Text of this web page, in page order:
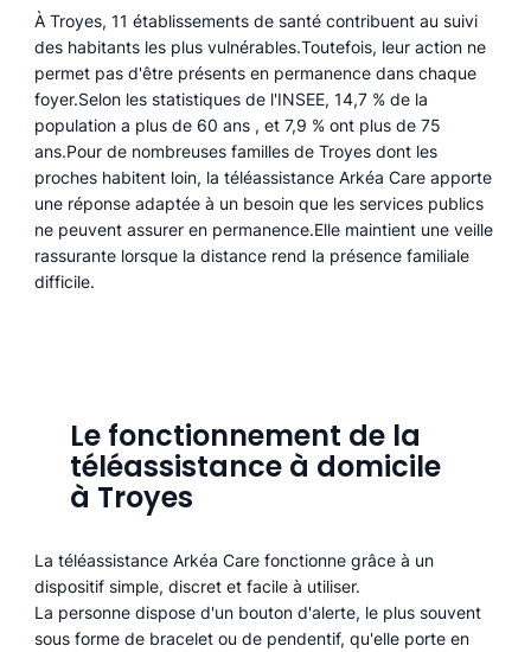
À Troyes, 11 établissements de santé contribuent au suivi
des habitants les plus vulnérables.Toutefois, leur action ne
permet pas d'être présents en permanence dans chaque
foyer.Selon les statistiques de l'INSEE, 14,7 % de la
population a plus de 60 ans , et 7,9 % ont plus de 75
ans.Pour de nombreuses familles de Troyes dont les
proches habitent loin, la téléassistance Arkéa Care apporte
une réponse adaptée à un besoin que les services publics
ne peuvent assurer en permanence.Elle maintient une veille
rassurante lorsque la distance rend la présence familiale
difficile.
Le fonctionnement de la
téléassistance à domicile
à Troyes
La téléassistance Arkéa Care fonctionne grâce à un
dispositif simple, discret et facile à utiliser.
La personne dispose d'un bouton d'alerte, le plus souvent
sous forme de bracelet ou de pendentif, qu'elle porte en